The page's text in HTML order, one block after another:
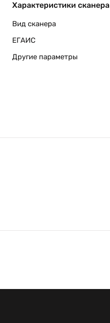
Характеристики сканера
Вид сканера
ЕГАИС
Другие параметры